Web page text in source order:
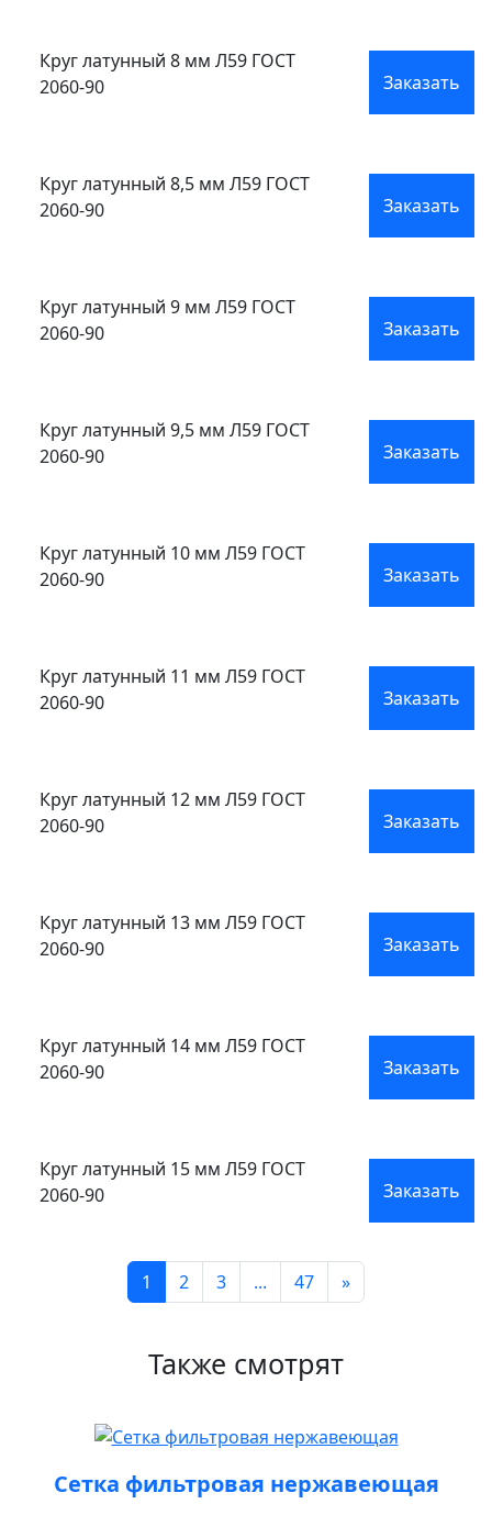
Круг латунный 8 мм Л59 ГОСТ
2060-90
Заказать
Круг латунный 8,5 мм Л59 ГОСТ
2060-90
Заказать
Круг латунный 9 мм Л59 ГОСТ
2060-90
Заказать
Круг латунный 9,5 мм Л59 ГОСТ
2060-90
Заказать
Круг латунный 10 мм Л59 ГОСТ
2060-90
Заказать
Круг латунный 11 мм Л59 ГОСТ
2060-90
Заказать
Круг латунный 12 мм Л59 ГОСТ
2060-90
Заказать
Круг латунный 13 мм Л59 ГОСТ
2060-90
Заказать
Круг латунный 14 мм Л59 ГОСТ
2060-90
Заказать
Круг латунный 15 мм Л59 ГОСТ
2060-90
Заказать
1 2 3 ... 47 »
Также смотрят
Сетка фильтровая нержавеющая